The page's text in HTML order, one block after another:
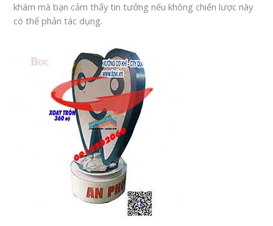
khám mà bạn cảm thấy tin tưởng nếu không chiến lược này
có thể phản tác dụng.